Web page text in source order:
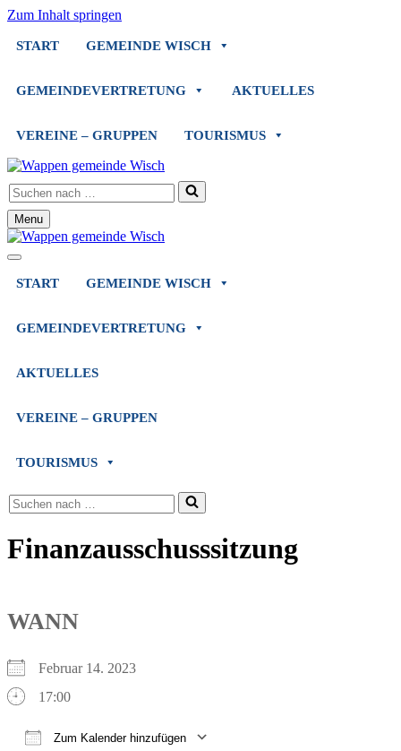
Zum Inhalt springen
START GEMEINDE WISCH
GEMEINDEVERTRETUNG AKTUELLES
VEREINE – GRUPPEN TOURISMUS
Suchen
nach …
Menu
Navigationsmenü
Navigationsmenü
START GEMEINDE WISCH
GEMEINDEVERTRETUNG
AKTUELLES
VEREINE – GRUPPEN
TOURISMUS
Suchen
nach …
Finanzausschusssitzung
WANN
Februar 14. 2023
17:00
Zum Kalender hinzufügen